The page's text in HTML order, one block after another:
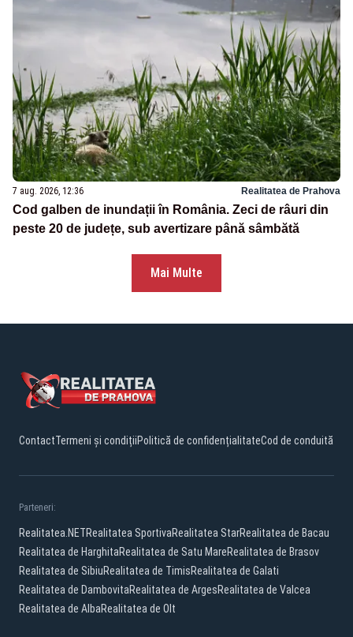
7 aug. 2026, 12:36 Realitatea de Prahova
Cod galben de inundații în România. Zeci de râuri din
peste 20 de județe, sub avertizare până sâmbătă
Mai Multe
ContactTermeni și condițiiPolitică de confidențialitateCod de conduită
Parteneri:
Realitatea.NETRealitatea SportivaRealitatea StarRealitatea de Bacau
Realitatea de HarghitaRealitatea de Satu MareRealitatea de Brasov
Realitatea de SibiuRealitatea de TimisRealitatea de Galati
Realitatea de DambovitaRealitatea de ArgesRealitatea de Valcea
Realitatea de AlbaRealitatea de Olt